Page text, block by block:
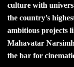
culture with
the country’s
ambitious projects
Mahavatar
the bar for